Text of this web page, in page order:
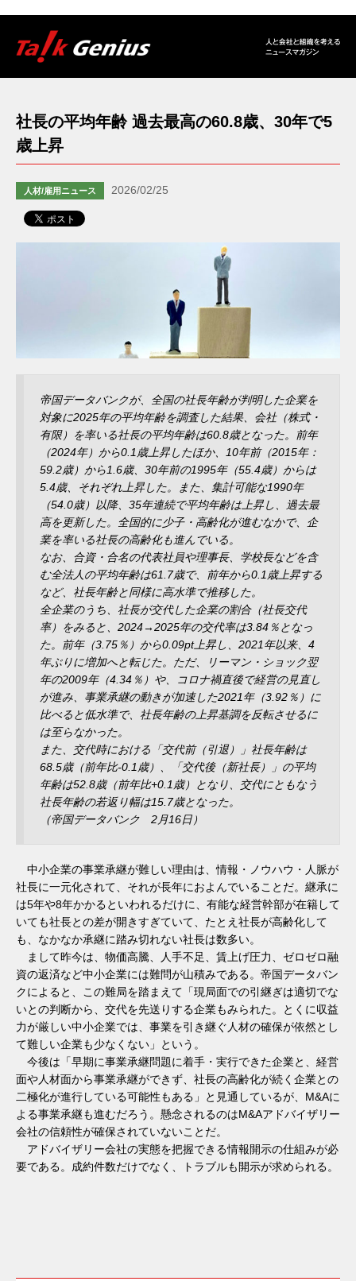
社長の平均年齢 過去最高の60.8歳、30年で5
歳上昇
人材/雇用ニュース 2026/02/25
帝国データバンクが、全国の社長年齢が判明した企業を
対象に2025年の平均年齢を調査した結果、会社（株式・
有限）を率いる社長の平均年齢は60.8歳となった。前年
（2024年）から0.1歳上昇したほか、10年前（2015年：
59.2歳）から1.6歳、30年前の1995年（55.4歳）からは
5.4歳、それぞれ上昇した。また、集計可能な1990年
（54.0歳）以降、35年連続で平均年齢は上昇し、過去最
高を更新した。全国的に少子・高齢化が進むなかで、企
業を率いる社長の高齢化も進んでいる。
なお、合資・合名の代表社員や理事長、学校長などを含
む全法人の平均年齢は61.7歳で、前年から0.1歳上昇する
など、社長年齢と同様に高水準で推移した。
全企業のうち、社長が交代した企業の割合（社長交代
率）をみると、2024→2025年の交代率は3.84％となっ
た。前年（3.75％）から0.09pt上昇し、2021年以来、4
年ぶりに増加へと転じた。ただ、リーマン・ショック翌
年の2009年（4.34％）や、コロナ禍直後で経営の見直し
が進み、事業承継の動きが加速した2021年（3.92％）に
比べると低水準で、社長年齢の上昇基調を反転させるに
は至らなかった。
また、交代時における「交代前（引退）」社長年齢は
68.5歳（前年比-0.1歳）、「交代後（新社長）」の平均
年齢は52.8歳（前年比+0.1歳）となり、交代にともなう
社長年齢の若返り幅は15.7歳となった。
（帝国データバンク 2月16日）
中小企業の事業承継が難しい理由は、情報・ノウハウ・人脈が
社長に一元化されて、それが長年におよんでいることだ。継承に
は5年や8年かかるといわれるだけに、有能な経営幹部が在籍して
いても社長との差が開きすぎていて、たとえ社長が高齢化して
も、なかなか承継に踏み切れない社長は数多い。
まして昨今は、物価高騰、人手不足、賃上げ圧力、ゼロゼロ融
資の返済など中小企業には難問が山積みである。帝国データバン
クによると、この難局を踏まえて「現局面での引継ぎは適切でな
いとの判断から、交代を先送りする企業もみられた。とくに収益
力が厳しい中小企業では、事業を引き継ぐ人材の確保が依然とし
て難しい企業も少なくない」という。
今後は「早期に事業承継問題に着手・実行できた企業と、経営
面や人材面から事業承継ができず、社長の高齢化が続く企業との
二極化が進行している可能性もある」と見通しているが、M&Aに
よる事業承継も進むだろう。懸念されるのはM&Aアドバイザリー
会社の信頼性が確保されていないことだ。
アドバイザリー会社の実態を把握できる情報開示の仕組みが必
要である。成約件数だけでなく、トラブルも開示が求められる。